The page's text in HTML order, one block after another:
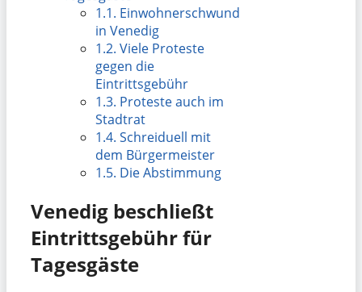
1.1. Einwohnerschwund
in Venedig
1.2. Viele Proteste
gegen die
Eintrittsgebühr
1.3. Proteste auch im
Stadtrat
1.4. Schreiduell mit
dem Bürgermeister
1.5. Die Abstimmung
Venedig beschließt
Eintrittsgebühr für
Tagesgäste